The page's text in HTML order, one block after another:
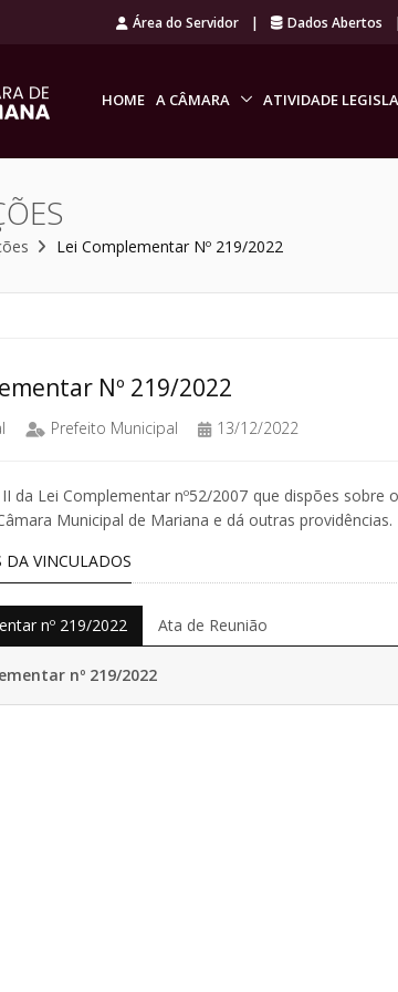
Área do Servidor | Dados Abertos
HOME A CÂMARA ATIVIDADE
Lei Complementar Nº 219/2022
Nº 219/2022
Prefeito Municipal 13/12/2022
da Lei Complementar nº52/2007 que dispões sobre
Municipal de Mariana e dá outras providências.
DA VINCULADOS
nº 219/2022 Ata de Reunião
nº 219/2022